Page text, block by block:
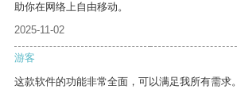
助你在网络上自由移动。
2025-11-02
游客
这款软件的功能非常全面，可以满足我所有需求。